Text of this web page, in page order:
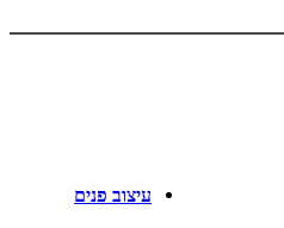
עיצוב פנים